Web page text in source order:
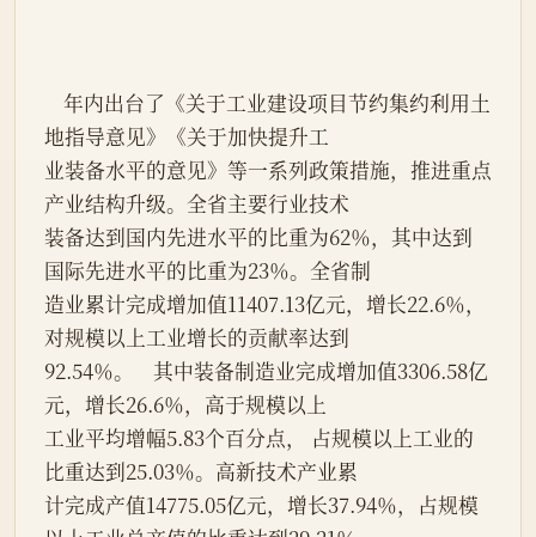
地指导意见》《关于加快提升工
业装备水平的意见》等一系列政策措施，推进重点
产业结构升级。全省主要行业技术
装备达到国内先进水平的比重为62％，其中达到
国际先进水平的比重为23％。全省制
造业累计完成增加值11407.13亿元，增长22.6％，
对规模以上工业增长的贡献率达到
92.54％。    其中装备制造业完成增加值3306.58亿
元，增长26.6％，高于规模以上
工业平均增幅5.83个百分点， 占规模以上工业的
比重达到25.03％。高新技术产业累
计完成产值14775.05亿元，增长37.94％，占规模